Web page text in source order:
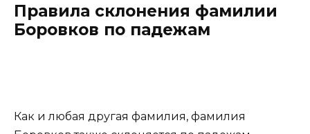
Правила склонения фамилии
Боровков по падежам
Как и любая другая фамилия, фамилия